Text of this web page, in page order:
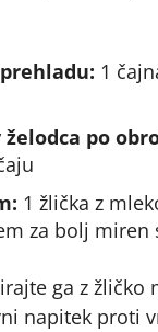
1
po
1 žlička z
za bolj miren
ga z žličko
napitek proti